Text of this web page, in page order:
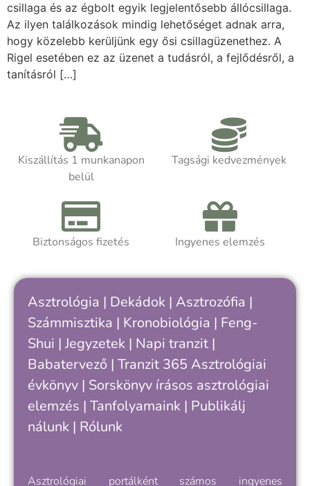
csillaga és az égbolt egyik legjelentősebb állócsillaga.
Az ilyen találkozások mindig lehetőséget adnak arra,
hogy közelebb kerüljünk egy ősi csillagüzenethez. A
Rigel esetében ez az üzenet a tudásról, a fejlődésről, a
tanításról […]
Kiszállítás 1 munkanapon
belül
Tagsági kedvezmények
Biztonságos fizetés Ingyenes elemzés
Asztrológia | Dekádok | Asztrozófia |
Számmisztika | Kronobiológia | Feng-
Shui | Jegyzetek | Napi tranzit |
Babatervező | Tranzit 365 Asztrológiai
évkönyv | Sorskönyv írásos asztrológiai
elemzés | Tanfolyamaink | Publikálj
nálunk | Rólunk
Asztrológiai portálként számos ingyenes